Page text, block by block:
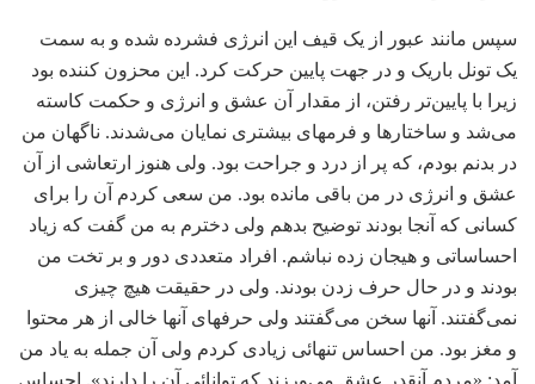
سپس مانند عبور از یک قیف این انرژی فشرده شده و به سمت
یک تونل باریک و در جهت پایین حرکت کرد. این محزون کننده بود
زیرا با پایین‌تر رفتن، از مقدار آن عشق و انرژی و حکمت کاسته
می‌شد و ساختارها و فرمهای بیشتری نمایان می‌شدند. ناگهان من
در بدنم بودم، که پر از درد و جراحت بود. ولی هنوز ارتعاشی از آن
عشق و انرژی در من باقی مانده بود. من سعی کردم آن را برای
کسانی که آنجا بودند توضیح بدهم ولی دخترم به من گفت که زیاد
احساساتی و هیجان زده نباشم. افراد متعددی دور و بر تخت من
بودند و در حال حرف زدن بودند. ولی در حقیقت هیچ چیزی
نمی‌گفتند. آنها سخن می‌گفتند ولی حرفهای آنها خالی از هر محتوا
و مغز بود. من احساس تنهائی زیادی کردم ولی آن جمله‌ به یاد من
آمد: «مردم آنقدر عشق می‌ورزند که توانائی آن را دارند». احساس